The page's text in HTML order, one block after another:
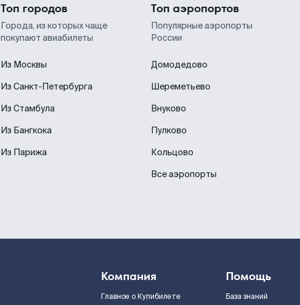
Топ городов
Города, из которых чаще
покупают авиабилеты
Из Москвы
Из Санкт-Петербурга
Из Стамбула
Из Бангкока
Из Парижа
Топ аэропортов
Популярные аэропорты
России
Домодедово
Шереметьево
Внуково
Пулково
Кольцово
Все аэропорты
Компания
Главное о Купибилете
Помощь
База знаний